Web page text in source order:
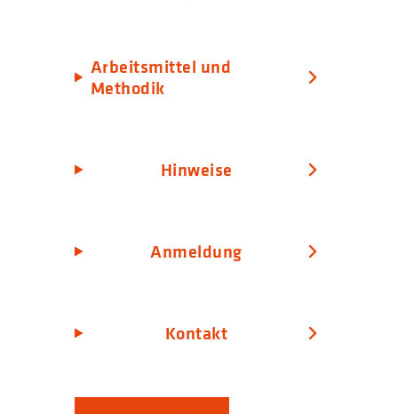
Arbeitsmittel und
Methodik
Hinweise
Anmeldung
Kontakt